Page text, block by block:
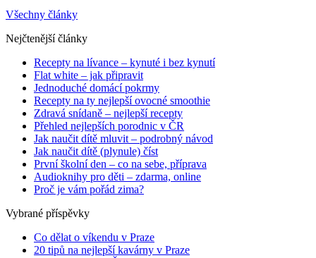
Všechny články
Nejčtenější články
Recepty na lívance – kynuté i bez kynutí
Flat white – jak připravit
Jednoduché domácí pokrmy
Recepty na ty nejlepší ovocné smoothie
Zdravá snídaně – nejlepší recepty
Přehled nejlepších porodnic v ČR
Jak naučit dítě mluvit – podrobný návod
Jak naučit dítě (plynule) číst
První školní den – co na sebe, příprava
Audioknihy pro děti – zdarma, online
Proč je vám pořád zima?
Vybrané příspěvky
Co dělat o víkendu v Praze
20 tipů na nejlepší kavárny v Praze